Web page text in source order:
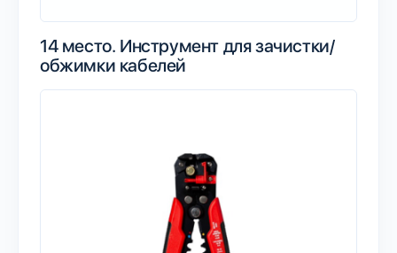
14 место. Инструмент для зачистки/
обжимки кабелей